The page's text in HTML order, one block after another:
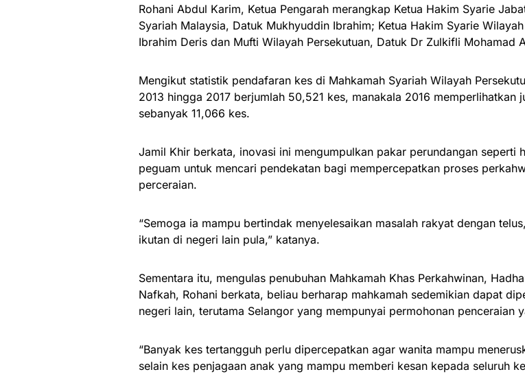
Rohani Abdul Karim, Ketua Pengarah merangkap Ketua Hakim Syarie
Syariah Malaysia, Datuk Mukhyuddin Ibrahim; Ketua Hakim Syarie
Ibrahim Deris dan Mufti Wilayah Persekutuan, Datuk Dr Zulkifli Mohamad
Mengikut statistik pendafaran kes di Mahkamah Syariah Wilayah
2013 hingga 2017 berjumlah 50,521 kes, manakala 2016 memperlihatkan
sebanyak 11,066 kes.
Jamil Khir berkata, inovasi ini mengumpulkan pakar perundangan seperti
peguam untuk mencari pendekatan bagi mempercepatkan proses
perceraian.
“Semoga ia mampu bertindak menyelesaikan masalah rakyat dengan
ikutan di negeri lain pula,” katanya.
Sementara itu, mengulas penubuhan Mahkamah Khas Perkahwinan,
Nafkah, Rohani berkata, beliau berharap mahkamah sedemikian dapat
negeri lain, terutama Selangor yang mempunyai permohonan penceraian
“Banyak kes tertangguh perlu dipercepatkan agar wanita mampu
selain kes penjagaan anak yang mampu memberi kesan kepada seluruh